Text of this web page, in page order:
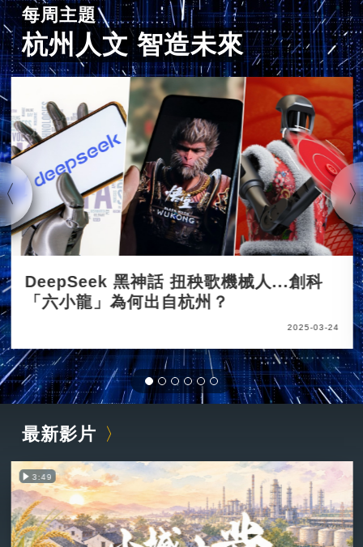
每周主題
杭州人文 智造未來
DeepSeek 黑神話 扭秧歌機械人...創科
「六小龍」為何出自杭州？
2025-03-24
最新影片
3:49